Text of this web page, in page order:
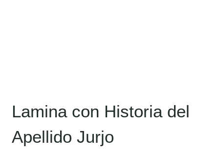
Lamina con Historia del
Apellido Jurjo